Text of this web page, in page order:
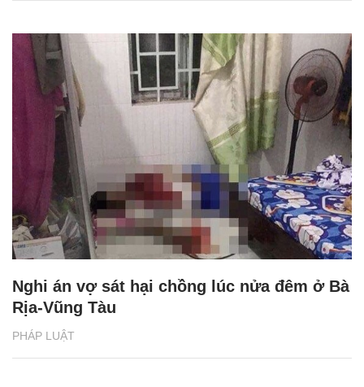
PHÁP LUẬT
Nghi án vợ sát hại chồng lúc nửa đêm ở Bà
Rịa-Vũng Tàu